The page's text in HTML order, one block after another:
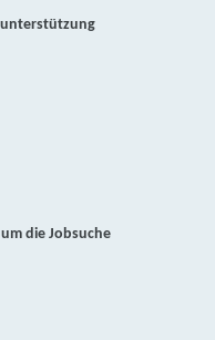
die Jobsuche